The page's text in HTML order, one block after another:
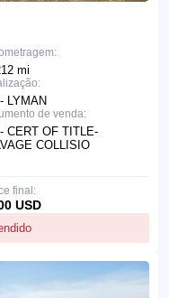
mi
LYMAN
de venda:
CERT OF TITLE-
COLLISIO
final:
USD